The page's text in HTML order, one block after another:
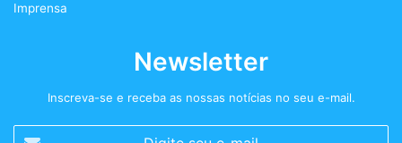
Imprensa
Newsletter
Inscreva-se e receba as nossas notícias no seu e-mail.
Digite